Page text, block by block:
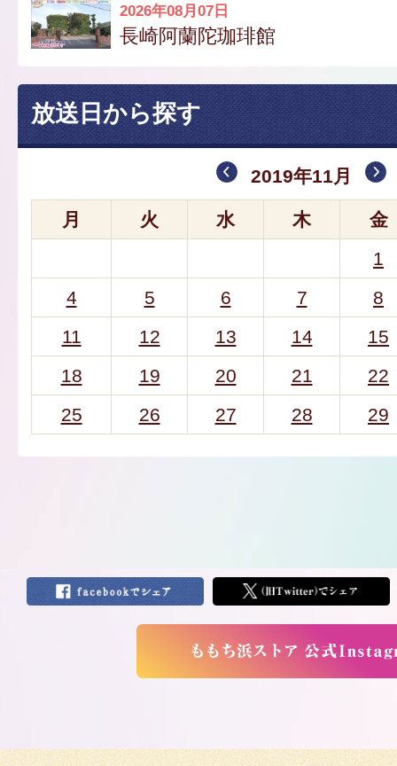
2026年08月07日
長崎阿蘭陀珈琲館
放送日から探す
2019年11月
月 火 水 木
金
1
4
5 6 7
8
11
12 13 14
15
18
19 20 21
22
25
26 27 28 29